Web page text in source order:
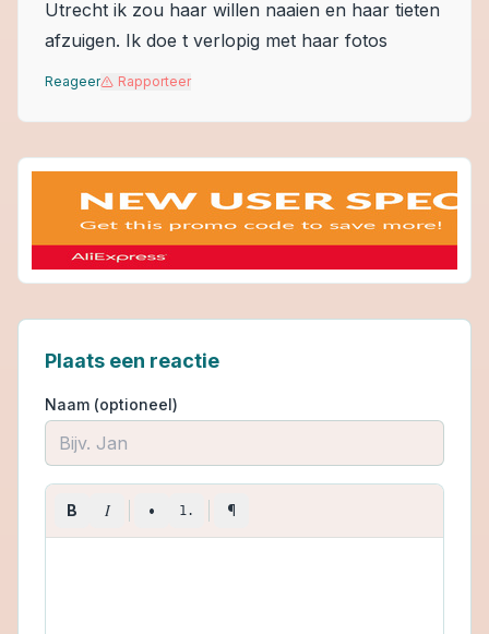
Utrecht ik zou haar willen naaien en haar tieten
afzuigen. Ik doe t verlopig met haar fotos
Reageer Rapporteer
Plaats een reactie
Naam (optioneel)
B I • 1. ¶